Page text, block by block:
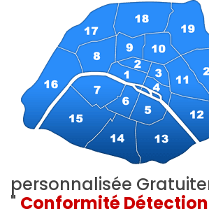
personnalisée
" Conformité